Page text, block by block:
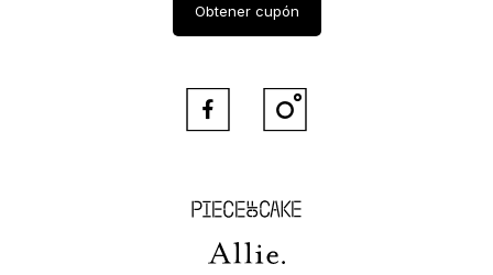
Piece of Cake
Allie
Obtener cupón
 